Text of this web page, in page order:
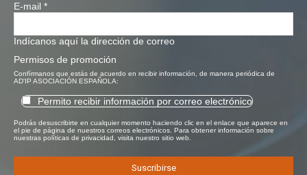
E-mail *
Indícanos aquí la dirección de correo
Permisos de promoción
Confírmanos que estás de acuerdo en recibir información, de manera periódica de
AD'IP ASOCIACIÓN ESPAÑOLA:
Permito recibir información por correo electrónico
Podrás desuscribirte en cualquier momento haciendo clic en el enlace que aparece en
el pie de página de nuestros correos electrónicos. Para obtener información sobre
nuestras políticas de privacidad, visita nuestro sitio web.